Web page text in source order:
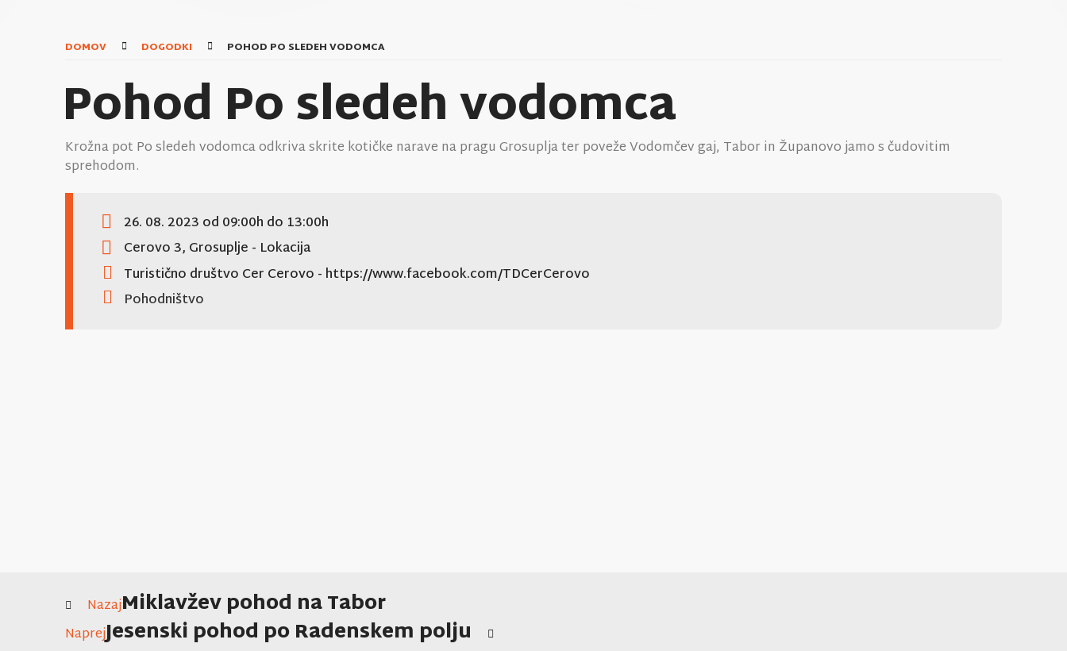
DOMOV DOGODKI POHOD PO SLEDEH VODOMCA
Pohod Po sledeh vodomca
Krožna pot Po sledeh vodomca odkriva skrite kotičke narave na pragu Grosuplja ter poveže Vodomčev gaj, Tabor in Županovo jamo s čudovitim
sprehodom.
26. 08. 2023 od 09:00h do 13:00h
Cerovo 3, Grosuplje - Lokacija
Turistično društvo Cer Cerovo - https://www.facebook.com/TDCerCerovo
Pohodništvo
NazajMiklavžev pohod na Tabor
NaprejJesenski pohod po Radenskem polju